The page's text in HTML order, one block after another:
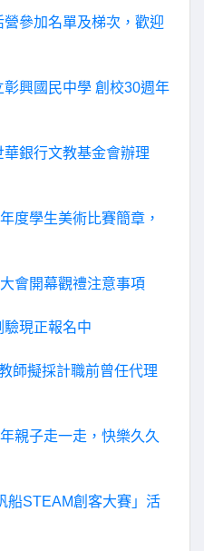
參加名單及梯次，歡迎
彰興國民中學 創校30週年
銀行文教基金會辦理
度學生美術比賽簡章，
會開幕觀禮注意事項
驗現正報名中
師擬採計職前曾任代理
親子走一走，快樂久久
船STEAM創客大賽」活